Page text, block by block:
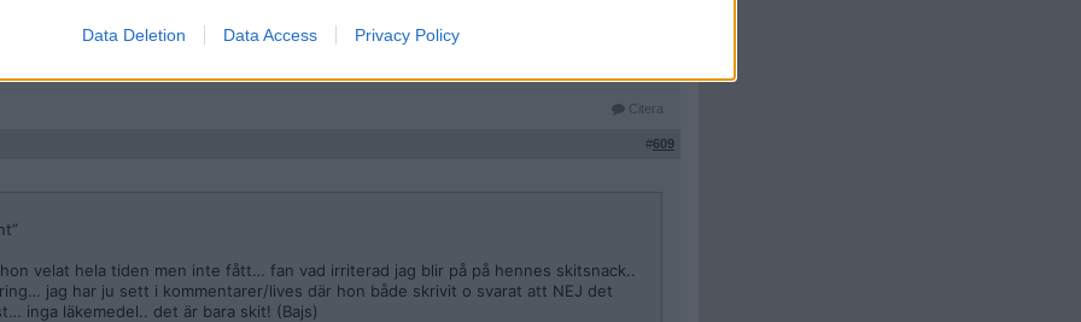
Data Deletion Data Access Privacy Policy
Sandin!
Citera
#609
velat hela tiden men inte fått… fan vad irriterad jag blir på på hennes skitsnack..
jag har ju sett i kommentarer/lives där hon både skrivit o svarat att NEJ det
inga läkemedel.. det är bara skit! (Bajs)